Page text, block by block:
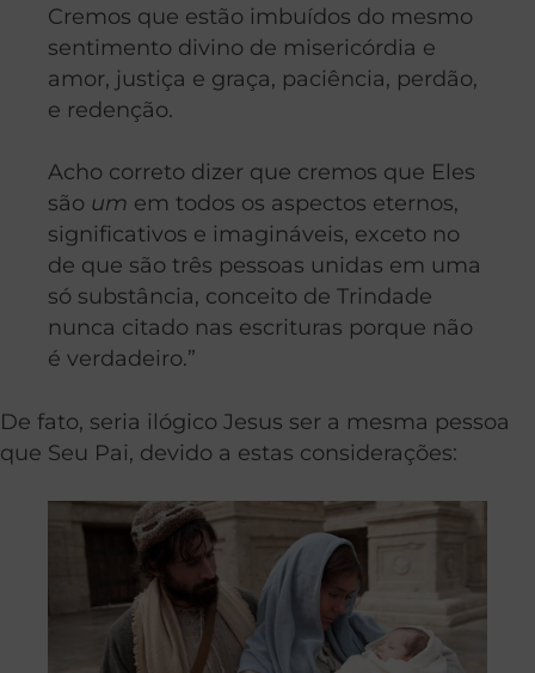
Cremos que estão imbuídos do mesmo
sentimento divino de misericórdia e
amor, justiça e graça, paciência, perdão,
e redenção.
Acho correto dizer que cremos que Eles
são um em todos os aspectos eternos,
significativos e imagináveis, exceto no
de que são três pessoas unidas em uma
só substância, conceito de Trindade
nunca citado nas escrituras porque não
é verdadeiro.”
De fato, seria ilógico Jesus ser a mesma pessoa
que Seu Pai, devido a estas considerações: